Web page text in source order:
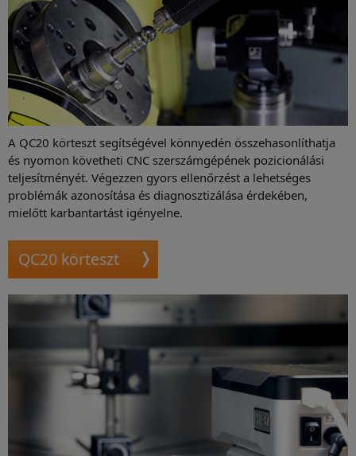
A QC20 körteszt segítségével könnyedén összehasonlíthatja
és nyomon követheti CNC szerszámgépének pozicionálási
teljesítményét. Végezzen gyors ellenőrzést a lehetséges
problémák azonosítása és diagnosztizálása érdekében,
mielőtt karbantartást igényelne.
QC20 körteszt